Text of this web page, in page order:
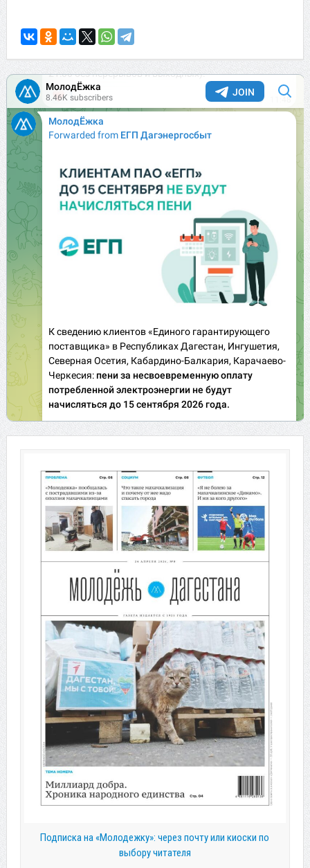
Подписка на «Молодежку»: через почту или киоски по
выбору читателя